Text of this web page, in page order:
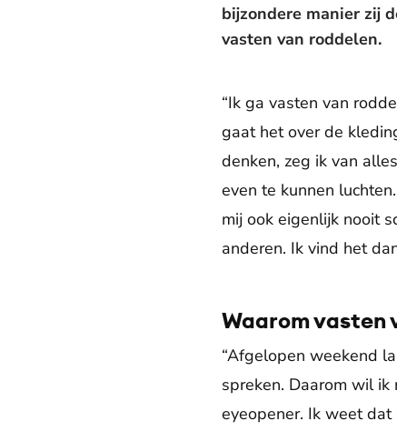
bijzondere manier zij
vasten van roddelen.
“Ik ga vasten van
gaat het over de
denken, zeg ik van
even te kunnen
mij ook eigenlijk nooit
anderen. Ik vind het
Waarom vasten
“Afgelopen weekend
spreken. Daarom wil
eyeopener. Ik weet